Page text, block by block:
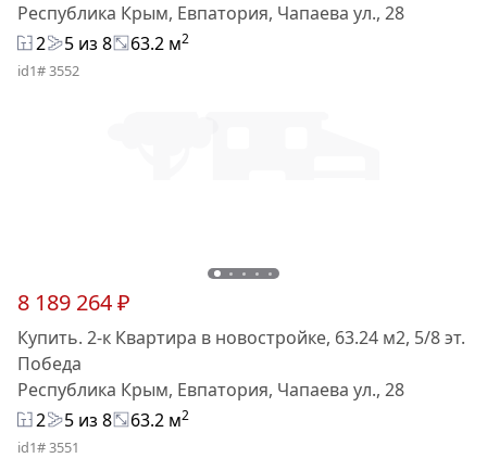
Республика Крым, Евпатория, Чапаева ул., 28
2
5 из 8 63.2 м2
id1# 3552
8 189 264 ₽
Купить. 2-к Квартира в новостройке, 63.24 м2, 5/8 эт.
Победа
Республика Крым, Евпатория, Чапаева ул., 28
2
5 из 8 63.2 м2
id1# 3551